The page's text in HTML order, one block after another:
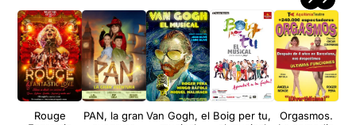
Rouge
PAN, la gran Van Gogh, el Boig per tu,
Orgasmos.